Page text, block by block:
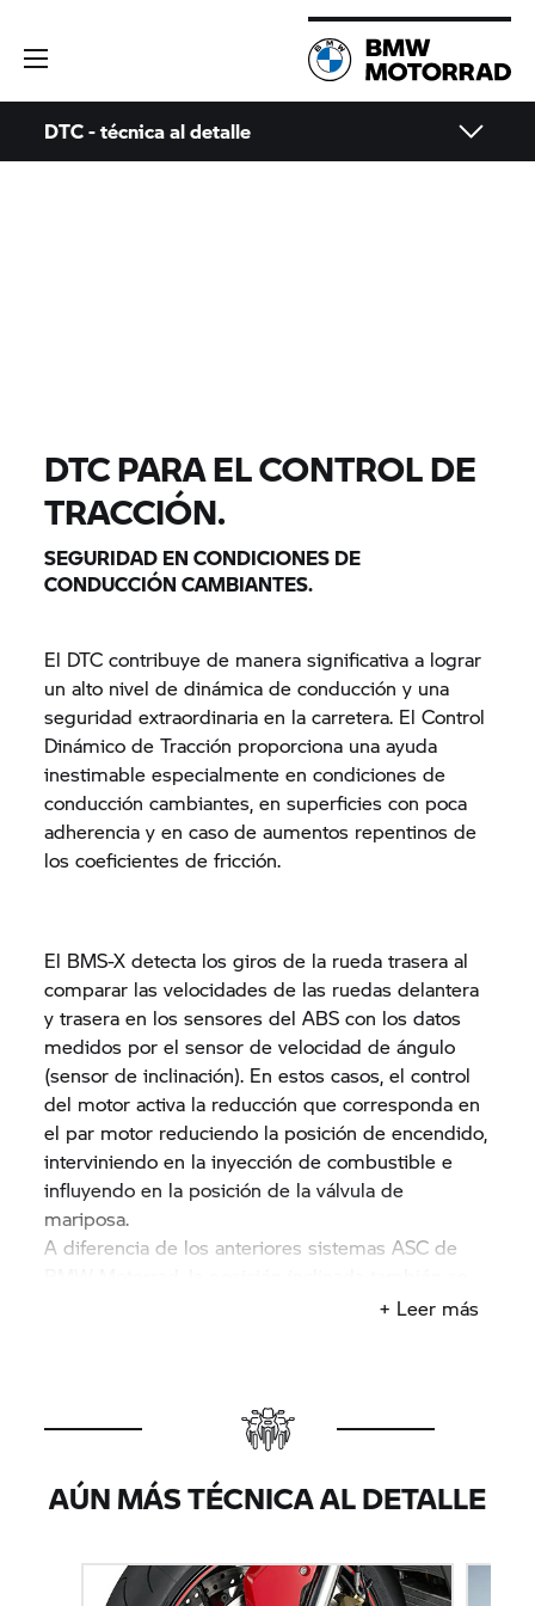
DTC - técnica al detalle
DTC PARA EL CONTROL DE
TRACCIÓN.
SEGURIDAD EN CONDICIONES DE
CONDUCCIÓN CAMBIANTES.
El DTC contribuye de manera significativa a lograr
un alto nivel de dinámica de conducción y una
seguridad extraordinaria en la carretera. El Control
Dinámico de Tracción proporciona una ayuda
inestimable especialmente en condiciones de
conducción cambiantes, en superficies con poca
adherencia y en caso de aumentos repentinos de
los coeficientes de fricción.
El BMS-X detecta los giros de la rueda trasera al
comparar las velocidades de las ruedas delantera
y trasera en los sensores del ABS con los datos
medidos por el sensor de velocidad de ángulo
(sensor de inclinación). En estos casos, el control
del motor activa la reducción que corresponda en
el par motor reduciendo la posición de encendido,
interviniendo en la inyección de combustible e
influyendo en la posición de la válvula de
mariposa.
A diferencia de los anteriores sistemas ASC de
determina a través de complejos grupos de
distintos modos de conducción, lo que garantiza la
máxima seguridad en todo momento.
A pesar de que el control de tracción DTC
proporciona un apoyo inestimable y supone un
durante la aceleración, no puede redefinir los
límites físicos, al igual que sucede con el ABS. No
+ Leer más
AÚN MÁS TÉCNICA AL DETALLE